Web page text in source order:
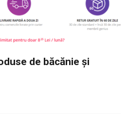
de băcănie și